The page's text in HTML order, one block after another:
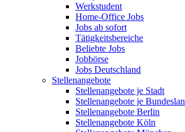
Werkstudent
Home-Office Jobs
Jobs ab sofort
Tätigkeitsbereiche
Beliebte Jobs
Jobbörse
Jobs Deutschland
Stellenangebote
Stellenangebote je Stadt
Stellenangebote je
Stellenangebote Berlin
Stellenangebote Köln